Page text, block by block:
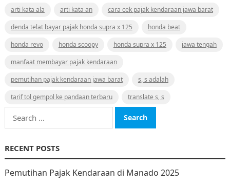
arti kata ala
arti kata an
cara cek pajak kendaraan jawa barat
denda telat bayar pajak honda supra x 125
honda beat
honda revo
honda scoopy honda supra x 125
jawa tengah
manfaat membayar pajak kendaraan
pemutihan pajak kendaraan jawa barat
s, s adalah
tarif tol gempol ke pandaan terbaru
translate s, s
Search
for:
RECENT POSTS
Pemutihan Pajak Kendaraan di Manado 2025